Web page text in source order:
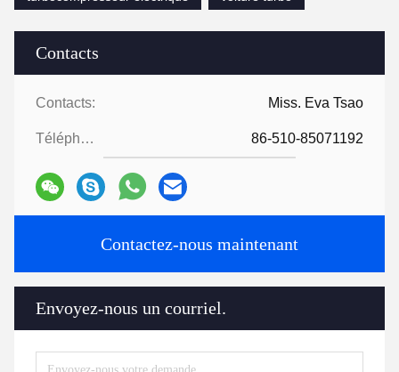
Contacts
Contacts: Miss. Eva Tsao
Téléphone: 86-510-85071192
Contactez-nous maintenant
Envoyez-nous un courriel.